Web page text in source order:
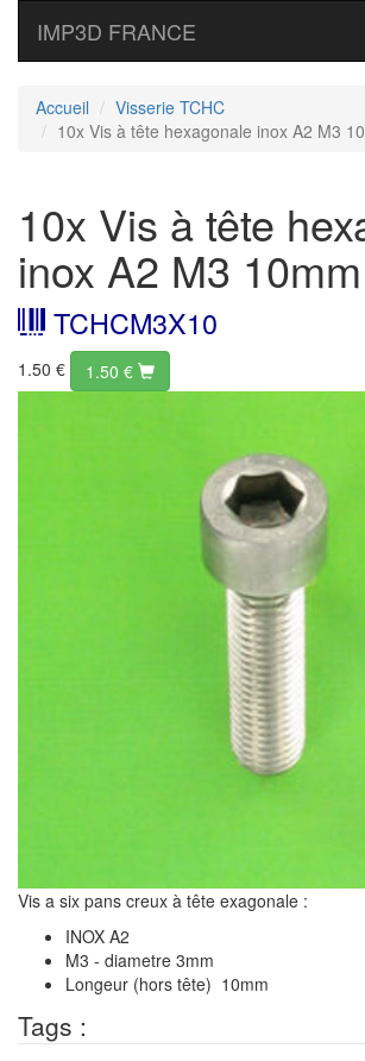
IMP3D FRANCE
Accueil
Visserie TCHC
10x Vis à tête hexagonale inox A2 M3
10x Vis à tête
inox A2 M3 10mm
TCHCM3X10
1.50 € 1.50 €
Vis a six pans creux à tête exagonale :
INOX A2
M3 - diametre 3mm
Longeur (hors tête) 10mm
Tags :